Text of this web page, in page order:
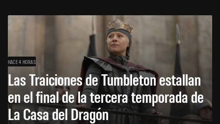
HACE 4 HORAS
Las Traiciones de Tumbleton estallan
en el final de la tercera temporada de
La Casa del Dragón